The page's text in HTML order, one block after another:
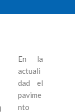
En la
actuali
dad el
pavime
nto